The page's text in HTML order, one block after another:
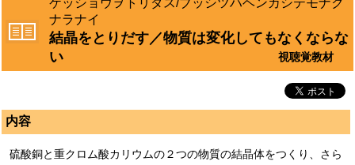
ナラナイ
結晶をとりだす／物質は変化してもなくならな
い
視聴覚教材
内容
硫酸銅と重クロム酸カリウムの２つの物質の結晶体をつくり、さら